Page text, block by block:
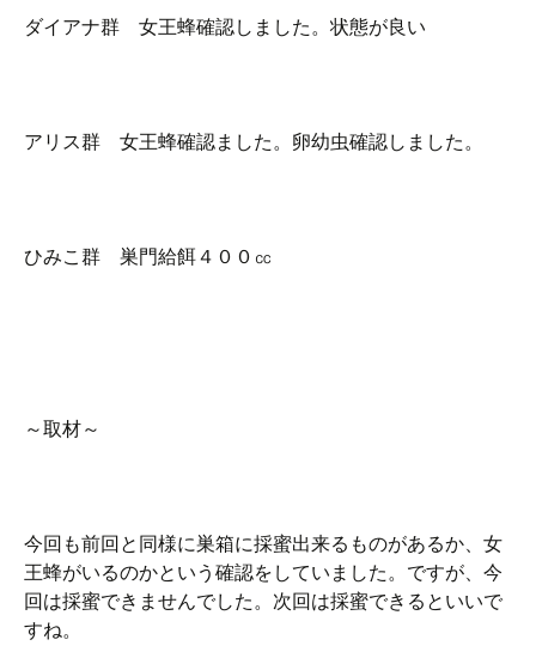
ダイアナ群 女王蜂確認しました。状態が良い
アリス群 女王蜂確認ました。卵幼虫確認しました。
ひみこ群 巣門給餌４００㏄
～取材～
今回も前回と同様に巣箱に採蜜出来るものがあるか、女
王蜂がいるのかという確認をしていました。ですが、今
回は採蜜できませんでした。次回は採蜜できるといいで
すね。